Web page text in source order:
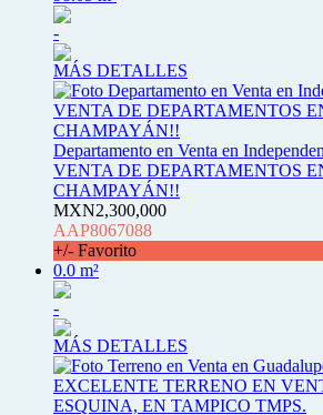
-
MÁS DETALLES
Departamento en Venta en
VENTA DE DEPARTAMENTOS
CHAMPAYÁN!!
MXN2,300,000
AAP8067088
+/- Favorito
0.0 m²
-
MÁS DETALLES